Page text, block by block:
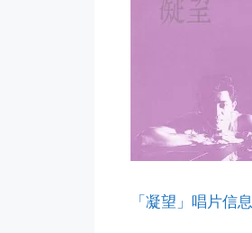
「凝望」唱片信息